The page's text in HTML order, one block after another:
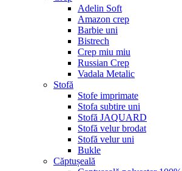
Adelin Soft
Amazon crep
Barbie uni
Bistrech
Crep miu miu
Russian Crep
Vadala Metalic
Stofă
Stofe imprimate
Stofa subtire uni
Stofă JAQUARD
Stofă velur brodat
Stofă velur uni
Bukle
Căptușeală